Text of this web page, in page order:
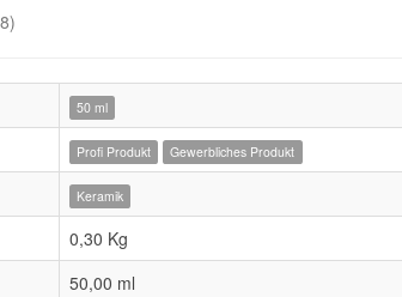
)
50 ml
Profi Produkt Gewerbliches Produkt
Keramik
0,30 Kg
50,00 ml